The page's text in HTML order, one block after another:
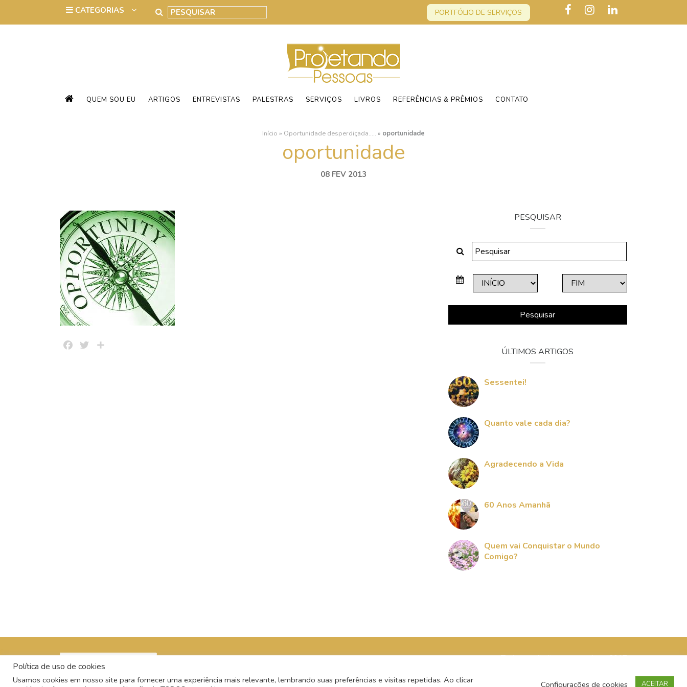
PORTFÓLIO DE SERVIÇOS
QUEM SOU EU ARTIGOS ENTREVISTAS PALESTRAS SERVIÇOS LIVROS REFERÊNCIAS & PRÊMIOS CONTATO
Início » Oportunidade desperdiçada….. » oportunidade
oportunidade
08 FEV 2013
FacebookTwitter
PESQUISAR
Pesquisar
ÚLTIMOS ARTIGOS
Sessentei!
Quanto vale cada dia?
Agradecendo a Vida
60 Anos Amanhã
Quem vai Conquistar o Mundo
Comigo?
Todos os direitos reservados - 2017
Política de uso de cookies
Usamos cookies em nosso site para fornecer uma experiência mais relevante, lembrando suas preferências e visitas repetidas. Ao clicar
Configurações de cookies ACEITAR